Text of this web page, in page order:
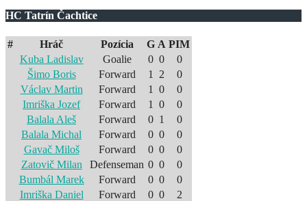
HC Tatrín Čachtice
# Hráč Pozícia G A PIM
Kuba Ladislav
Goalie 0 0
0
Šimo Boris
Forward 1 2
0
Václav Martin
Forward 1 0
0
Imriška Jozef
Forward 1 0
0
Balala Aleš
Forward 0 1
0
Balala Michal
Forward 0 0
0
Gavač Miloš
Forward 0 0
0
Zatovič Milan
Defenseman 0 0
0
Bumbál Marek
Forward 0 0
0
Imriška Daniel
Forward 0 0
2